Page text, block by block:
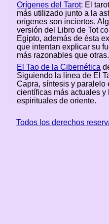
Orígenes del Tarot: El
más utilizado junto a la
orígenes son inciertos.
versión del Libro de Tot
Egipto, además de ésta
que intentan explicar su
más razonables que
El Tao de la Cibernética
Siguiendo la línea de El
Capra, síntesis y paralelo
científicas más actuales y
espirituales de oriente.
Todos los derechos